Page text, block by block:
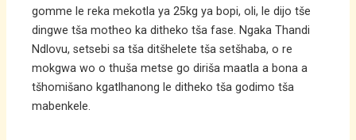
gomme le reka mekotla ya 25kg ya bopi, oli, le dijo tše
dingwe tša motheo ka ditheko tša fase. Ngaka Thandi
Ndlovu, setsebi sa tša ditšhelete tša setšhaba, o re
mokgwa wo o thuša metse go diriša maatla a bona a
tšhomišano kgatlhanong le ditheko tša godimo tša
mabenkele.